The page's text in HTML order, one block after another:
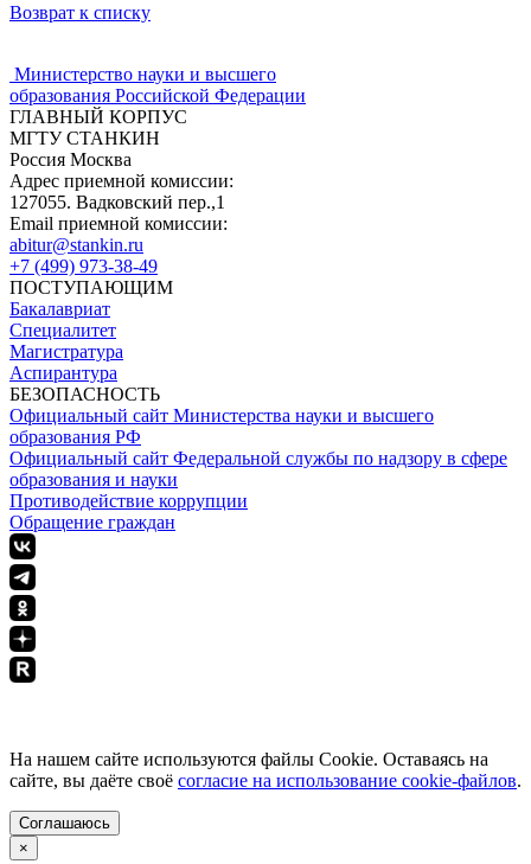
Возврат к списку
Министерство науки и высшего
образования Российской Федерации
ГЛАВНЫЙ КОРПУС
МГТУ СТАНКИН
Россия Москва
Адрес приемной комиссии:
127055. Вадковский пер.,1
Email приемной комиссии:
abitur@stankin.ru
+7 (499) 973-38-49
ПОСТУПАЮЩИМ
Бакалавриат
Специалитет
Магистратура
Аспирантура
БЕЗОПАСНОСТЬ
Официальный сайт Министерства науки и высшего
образования РФ
Официальный сайт Федеральной службы по надзору в сфере
образования и науки
Противодействие коррупции
Обращение граждан
На нашем сайте используются файлы Cookie. Оставаясь на
сайте, вы даёте своё согласие на использование cookie-файлов.
Соглашаюсь
×